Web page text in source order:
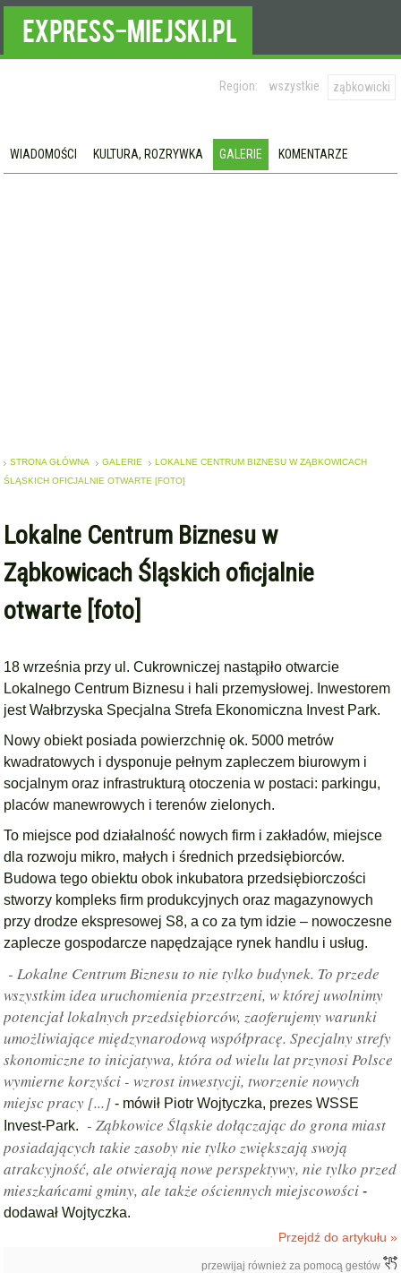
Region: wszystkie ząbkowicki
WIADOMOŚCI KULTURA, ROZRYWKA GALERIE KOMENTARZE
STRONA GŁÓWNA GALERIE
LOKALNE CENTRUM BIZNESU W ZĄBKOWICACH
ŚLĄSKICH OFICJALNIE OTWARTE [FOTO]
Lokalne Centrum Biznesu w
Ząbkowicach Śląskich oficjalnie
otwarte [foto]
18 września przy ul. Cukrowniczej nastąpiło otwarcie
Lokalnego Centrum Biznesu i hali przemysłowej. Inwestorem
jest Wałbrzyska Specjalna Strefa Ekonomiczna Invest Park.
Nowy obiekt posiada powierzchnię ok. 5000 metrów
kwadratowych i dysponuje pełnym zapleczem biurowym i
socjalnym oraz infrastrukturą otoczenia w postaci: parkingu,
placów manewrowych i terenów zielonych.
To miejsce pod działalność nowych firm i zakładów, miejsce
dla rozwoju mikro, małych i średnich przedsiębiorców.
Budowa tego obiektu obok inkubatora przedsiębiorczości
stworzy kompleks firm produkcyjnych oraz magazynowych
przy drodze ekspresowej S8, a co za tym idzie – nowoczesne
zaplecze gospodarcze napędzające rynek handlu i usług.
- Lokalne Centrum Biznesu to nie tylko budynek. To przede
wszystkim idea uruchomienia przestrzeni, w której uwolnimy
potencjał lokalnych przedsiębiorców, zaoferujemy warunki
umożliwiające międzynarodową współpracę. Specjalny strefy
skonomiczne to inicjatywa, która od wielu lat przynosi Polsce
wymierne korzyści - wzrost inwestycji, tworzenie nowych
miejsc pracy [...] - mówił Piotr Wojtyczka, prezes WSSE
Invest-Park.
- Ząbkowice Śląskie dołączając do grona miast
posiadających takie zasoby nie tylko zwiększają swoją
atrakcyjność, ale otwierają nowe perspektywy, nie tylko przed
mieszkańcami gminy, ale także ościennych miejscowości -
dodawał Wojtyczka.
Przejdź do artykułu »
przewijaj również za pomocą gestów